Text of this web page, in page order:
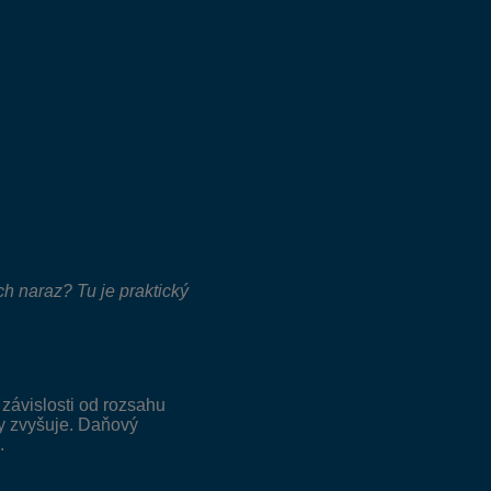
naraz? Tu je praktický
od rozsahu
zvyšuje. Daňový